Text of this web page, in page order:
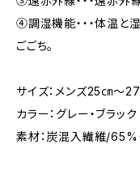
④調湿機能・・・体温と
ごごち。
サイズ：メンズ25㎝～
カラー：グレー・ブラック
素材：炭混入繊維/65%